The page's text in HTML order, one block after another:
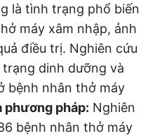
là tình trạng phổ biến
máy xâm nhập, ảnh
điều trị. Nghiên cứu
dinh dưỡng và
bệnh nhân thở máy
pháp: Nghiên
bệnh nhân thở máy